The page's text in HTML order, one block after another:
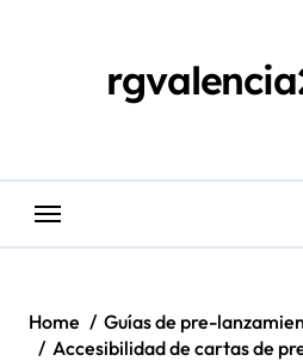
Home
Guías de pre-
Accesibilidad de cartas de